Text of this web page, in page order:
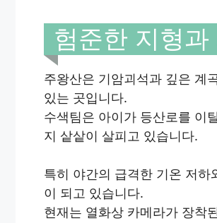
험준한 지형
주왕산은 기암괴석과 깊은 계
있는 곳입니다.
수색팀은 아이가 등산로를 이
지 샅샅이 살피고 있습니다.
특히 야간의 급격한 기온 저
이 되고 있습니다.
현재는 열화상 카메라가 장착